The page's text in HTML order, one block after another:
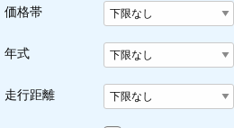
価格帯
年式
走行距離